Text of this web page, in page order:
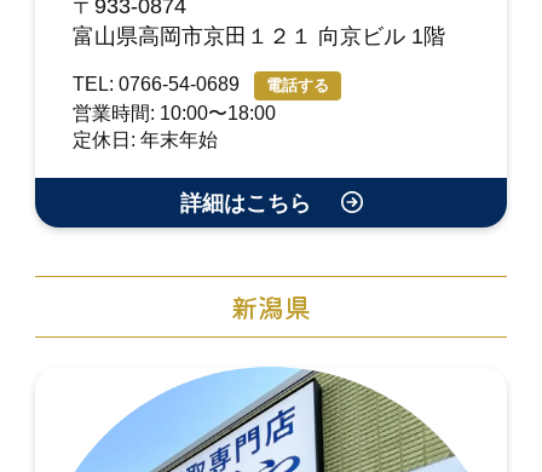
〒933-0874
富山県高岡市京田１２１ 向京ビル 1階
TEL: 0766-54-0689 電話する
営業時間: 10:00〜18:00
定休日: 年末年始
詳細はこちら
新潟県